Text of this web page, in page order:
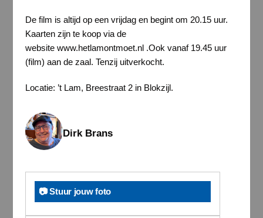
De film is altijd op een vrijdag en begint om 20.15 uur.
Kaarten zijn te koop via de
website www.hetlamontmoet.nl .Ook vanaf 19.45 uur
(film) aan de zaal. Tenzij uitverkocht.
Locatie: ’t Lam, Breestraat 2 in Blokzijl.
Dirk Brans
📷 Stuur jouw foto